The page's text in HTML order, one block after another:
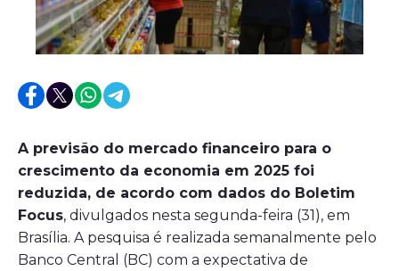
A previsão do mercado financeiro para o
crescimento da economia em 2025 foi
reduzida, de acordo com dados do Boletim
Focus, divulgados nesta segunda-feira (31), em
Brasília. A pesquisa é realizada semanalmente pelo
Banco Central (BC) com a expectativa de